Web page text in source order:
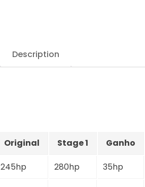
Description
Original Stage 1 Ganho
245hp 280hp 35hp